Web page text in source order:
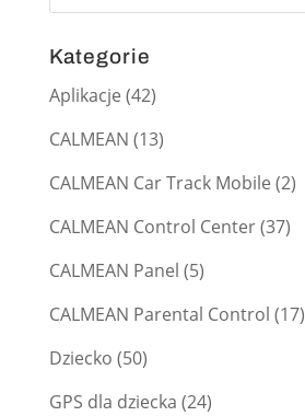
Kategorie
Aplikacje (42)
CALMEAN (13)
CALMEAN Car Track Mobile (2)
CALMEAN Control Center(37)
CALMEAN Panel (5)
CALMEAN Parental Control (17)
Dziecko (50)
GPS dla dziecka (24)